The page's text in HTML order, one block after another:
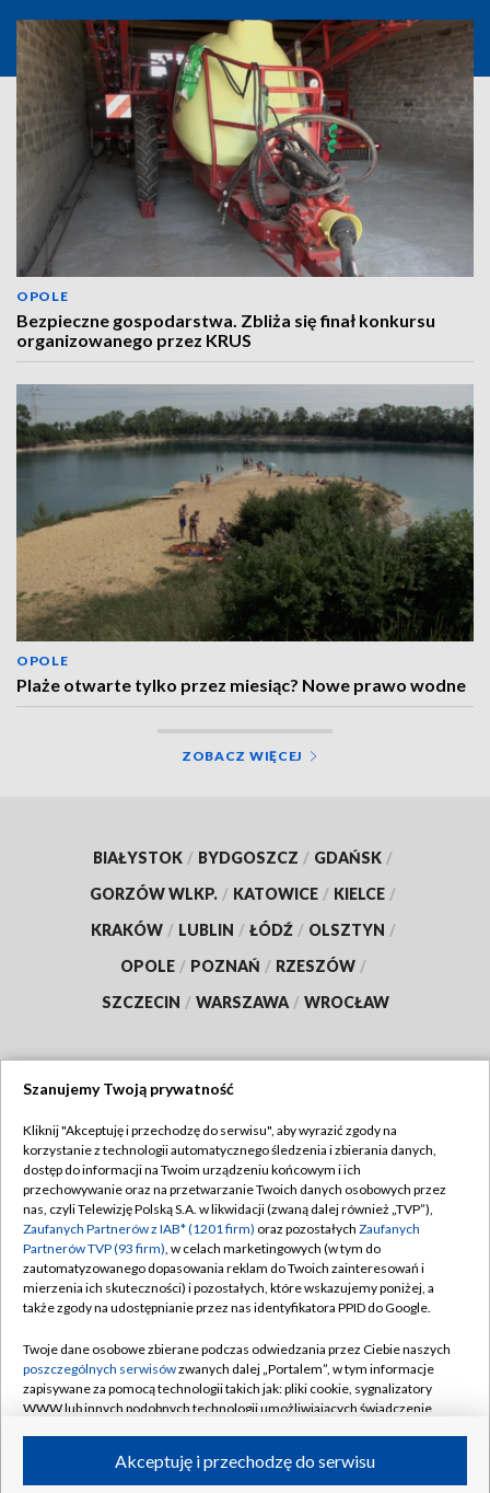
OPOLE
Bezpieczne gospodarstwa. Zbliża się finał konkursu
organizowanego przez KRUS
OPOLE
Plaże otwarte tylko przez miesiąc? Nowe prawo wodne
ZOBACZ WIĘCEJ
BIAŁYSTOK / BYDGOSZCZ / GDAŃSK /
GORZÓW WLKP. / KATOWICE / KIELCE /
KRAKÓW / LUBLIN / ŁÓDŹ / OLSZTYN /
OPOLE / POZNAŃ / RZESZÓW /
SZCZECIN / WARSZAWA / WROCŁAW
TVP
Abonament TVP
Emisja w TVP
Centrum informacji TVP
Naziemna Telewizja Cyfrowa
Rada Programowa
System NOS
Informacje o nadawcy
Program dla prasy
Regulamin TVP
Polityka prywatności
Moje zgody
Pomoc
Kontakt
Kanały
Szanujemy Twoją prywatność
Kliknij "Akceptuję i przechodzę do serwisu", aby wyrazić zgody na
korzystanie z technologii automatycznego śledzenia i zbierania danych,
dostęp do informacji na Twoim urządzeniu końcowym i ich
przechowywanie oraz na przetwarzanie Twoich danych osobowych przez
nas, czyli Telewizję Polską S.A. w likwidacji (zwaną dalej również „TVP”),
Zaufanych Partnerów z IAB* (1201 firm) oraz pozostałych Zaufanych
Partnerów TVP (93 firm), w celach marketingowych (w tym do
zautomatyzowanego dopasowania reklam do Twoich zainteresowań i
mierzenia ich skuteczności) i pozostałych, które wskazujemy poniżej, a
także zgody na udostępnianie przez nas identyfikatora PPID do Google.
Twoje dane osobowe zbierane podczas odwiedzania przez Ciebie naszych
poszczególnych serwisówzwanych dalej „Portalem”, w tym informacje
zapisywane za pomocą technologii takich jak: pliki cookie, sygnalizatory
WWW lub innych podobnych technologii umożliwiających świadczenie
ruchu w Internecie.Akceptuję i przechodzę do serwisu